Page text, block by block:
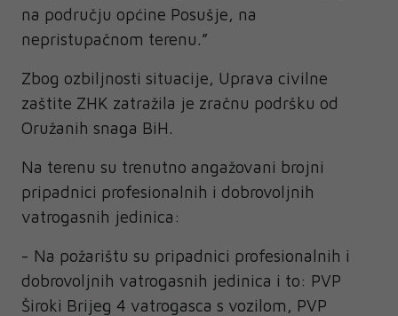
na području općine Posušje, na
nepristupačnom terenu.”
Zbog ozbiljnosti situacije, Uprava civilne
zaštite ZHK zatražila je zračnu podršku od
Oružanih snaga BiH.
Na terenu su trenutno angažovani brojni
pripadnici profesionalnih i dobrovoljnih
vatrogasnih jedinica:
- Na požarištu su pripadnici profesionalnih i
dobrovoljnih vatrogasnih jedinica i to: PVP
Široki Brijeg 4 vatrogasca s vozilom, PVP